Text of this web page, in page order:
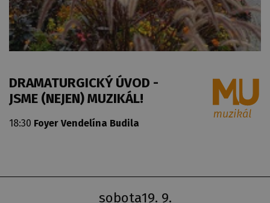
DRAMATURGICKÝ ÚVOD -
JSME (NEJEN) MUZIKÁL!
18:30 Foyer Vendelína Budila
19. 9.
sobota